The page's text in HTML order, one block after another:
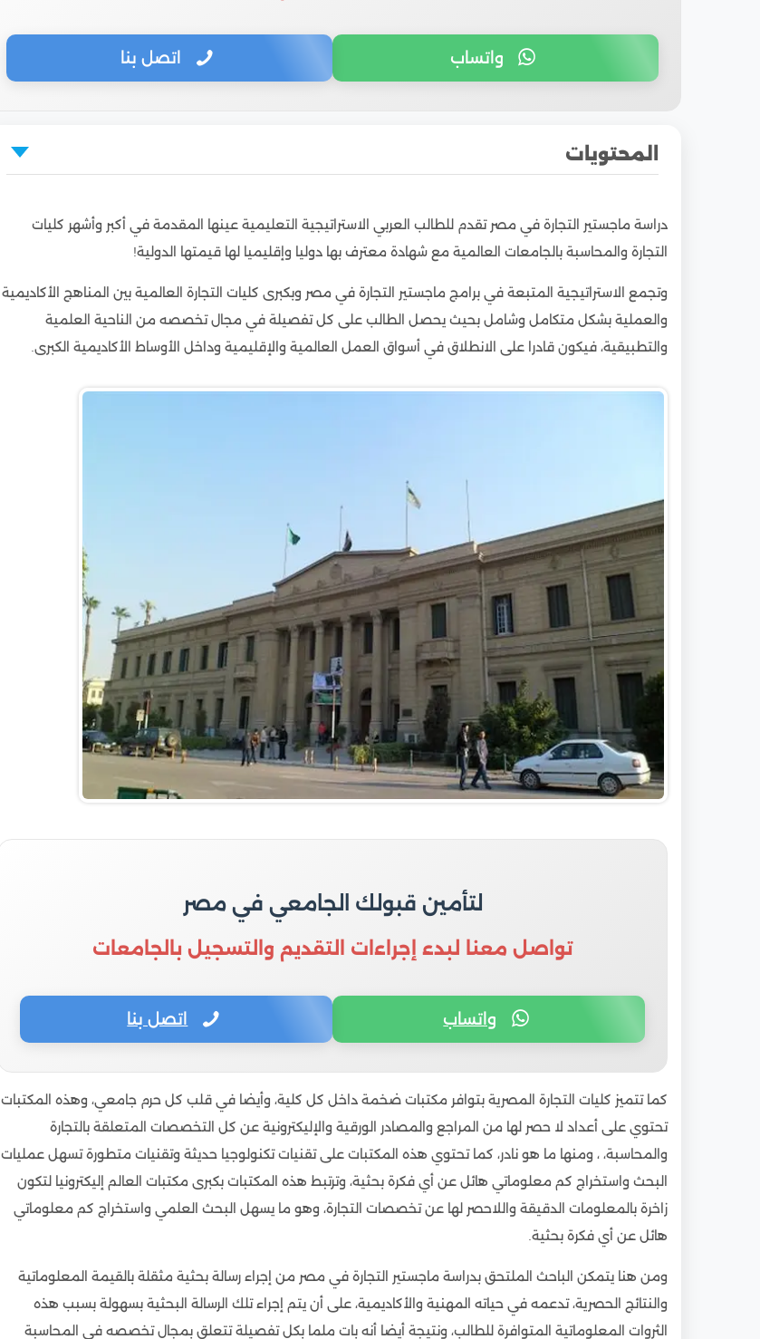
واتساب اتصل بنا
المحتويات
2
إمكانية دراسة ماجستير التجارة في مصر عن بعد في الجامعات المصرية باستراتيجية مستحدثة
مصاريف الدراسة في ماجستير التجارة في مصر للطلاب الوافدين
4
أفضل الجامعات الحكومية لدراسة ماجستير التجارة في مصر
5
أفضل الجامعات الخاصة لدراسة ماجستير التجارة في مصر
شروط دراسة ماجستير التجارة في مصر للطلاب الوافدين
دراسة ماجستير التجارة في مصر تقدم للطالب العربي الاستراتيجية التعليمية عينها المقدمة في أكبر وأشهر كليات
التجارة والمحاسبة بالجامعات العالمية مع شهادة معترف بها دوليا وإقليميا لها قيمتها الدولية!
وتجمع الاستراتيجية المتبعة في برامج ماجستير التجارة في مصر وبكبرى كليات التجارة العالمية بين المناهج الأكاديمية
والعملية بشكل متكامل وشامل بحيث يحصل الطالب على كل تفصيلة في مجال تخصصه من الناحية العلمية
والتطبيقية، فيكون قادرا على الانطلاق في أسواق العمل العالمية والإقليمية وداخل الأوساط الأكاديمية الكبرى.
لتأمين قبولك الجامعي في مصر
تواصل معنا لبدء إجراءات التقديم والتسجيل بالجامعات
واتساب اتصل بنا
كما تتميز كليات التجارة المصرية بتوافر مكتبات ضخمة داخل كل كلية، وأيضا في قلب كل حرم جامعي، وهذه المكتبات
تحتوي على أعداد لا حصر لها من المراجع والمصادر الورقية والإليكترونية عن كل التخصصات المتعلقة بالتجارة
والمحاسبة، ، ومنها ما هو نادر، كما تحتوي هذه المكتبات على تقنيات تكنولوجيا حديثة وتقنيات متطورة تسهل عمليات
البحث واستخراج كم معلوماتي هائل عن أي فكرة بحثية، وترتبط هذه المكتبات بكبرى مكتبات العالم إليكترونيا لتكون
زاخرة بالمعلومات الدقيقة واللاحصر لها عن تخصصات التجارة، وهو ما يسهل البحث العلمي واستخراج كم معلوماتي
هائل عن أي فكرة بحثية.
ومن هنا يتمكن الباحث الملتحق بدراسة ماجستير التجارة في مصر من إجراء رسالة بحثية مثقلة بالقيمة المعلوماتية
والنتائج الحصرية، تدعمه في حياته المهنية والأكاديمية، على أن يتم إجراء تلك الرسالة البحثية بسهولة بسبب هذه
الثروات المعلوماتية المتوافرة للطالب، ونتيجة أيضا أنه بات ملما بكل تفصيلة تتعلق بمجال تخصصه في المحاسبة